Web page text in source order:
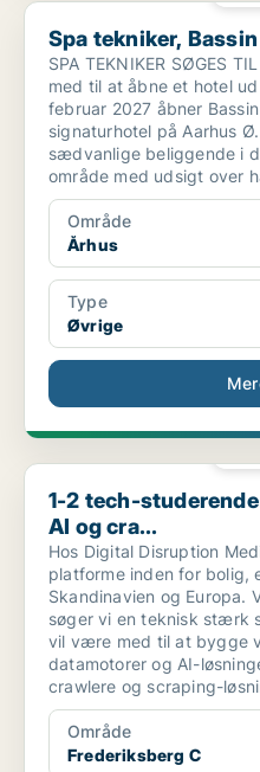
Spa tekniker, Bassin Seven,
Spa tekniker,
SPA TEKNIKER SØGES
med til at åbne et hotel
februar 2027 åbner
signaturhotel på Aarhus
sædvanlige beliggende i
område med udsigt over
Område
Århus
Type
Øvrige
1-2 tech-studerende sgs:
1-2 tech-
AI og cra...
Hos Digital Disruption
platforme inden for bolig,
Skandinavien og Europa.
søger vi en teknisk stærk
vil være med til at bygge
datamotorer og AI-
crawlere og scraping-
nettet.
Område
Frederiksberg C